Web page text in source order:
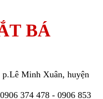
BÁ
p.Lê Minh Xuân, huyện
374 478 - 0906 853